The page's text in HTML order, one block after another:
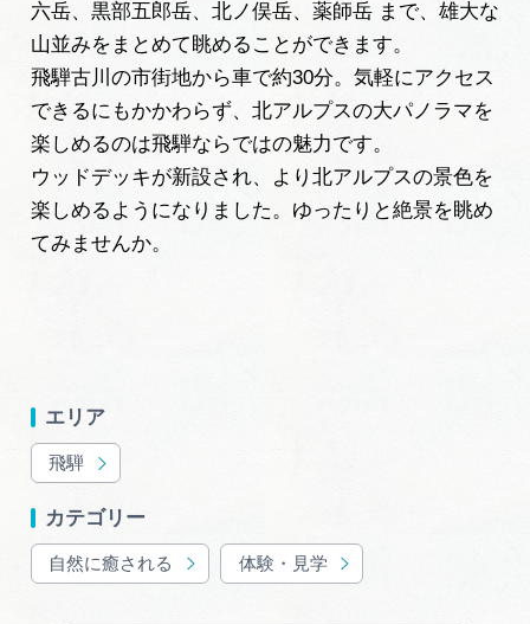
岐阜県まるごと観光エリアガイド
岐阜県観光データベース
旅行会社・観光事業者の皆様へ
フォトライブラリー
運営組織
広告掲載
サイトポリシー
六岳、 黒部五郎岳、 北ノ俣岳、 薬師岳まで、雄大な
山並みをまとめて眺めることができます。
飛騨古川の市街地から車で約30分。気軽にアクセス
できるにもかかわらず、北アルプスの大パノラマを
楽しめるのは飛騨ならではの魅力です。
ウッドデッキが新設され、より北アルプスの景色を
楽しめるようになりました。ゆったりと絶景を眺め
てみませんか。
エリア
飛騨
カテゴリー
自然に癒される 体験・見学